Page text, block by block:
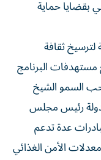
بقضايا حماية
ثقافة
مستهدفات البرنامج
السمو الشيخ
رئيس مجلس
عدة تدعم
الأمن الغذائي